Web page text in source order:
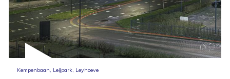
Kempenbaan, Leijpark, Leyhoeve